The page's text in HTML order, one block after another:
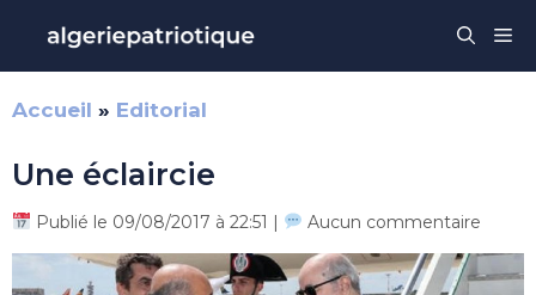
contenu
Accueil » Editorial
Une éclaircie
Publié le 09/08/2017 à 22:51 | Aucun commentaire